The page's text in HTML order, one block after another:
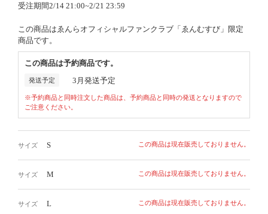
受注期間2/14 21:00~2/21 23:59
この商品はゑんらオフィシャルファンクラブ「ゑんむすび」限定
商品です。
この商品は予約商品です。
発送予定 3月発送予定
※予約商品と同時注文した商品は、予約商品と同時の発送となりますので
ご注意ください。
サイズ S この商品は現在販売しておりません。
サイズ M この商品は現在販売しておりません。
サイズ L この商品は現在販売しておりません。